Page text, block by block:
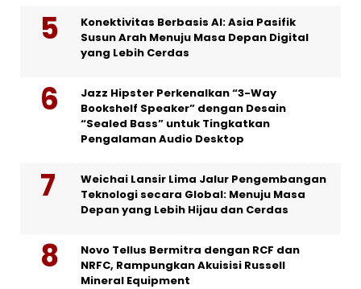
Konektivitas Berbasis AI: Asia Pasifik
Susun Arah Menuju Masa Depan Digital
yang Lebih Cerdas
Jazz Hipster Perkenalkan “3-Way
Bookshelf Speaker” dengan Desain
“Sealed Bass” untuk Tingkatkan
Pengalaman Audio Desktop
Weichai Lansir Lima Jalur Pengembangan
Teknologi secara Global: Menuju Masa
Depan yang Lebih Hijau dan Cerdas
Novo Tellus Bermitra dengan RCF dan
NRFC, Rampungkan Akuisisi Russell
Mineral Equipment